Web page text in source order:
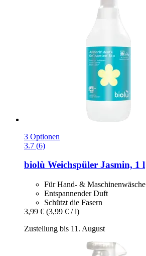
3 Optionen
3.7 (6)
biolù Weichspüler Jasmin, 1 l
Für Hand- & Maschinenwäsche
Entspannender Duft
Schützt die Fasern
3,99 € (3,99 € / l)
Zustellung bis 11. August